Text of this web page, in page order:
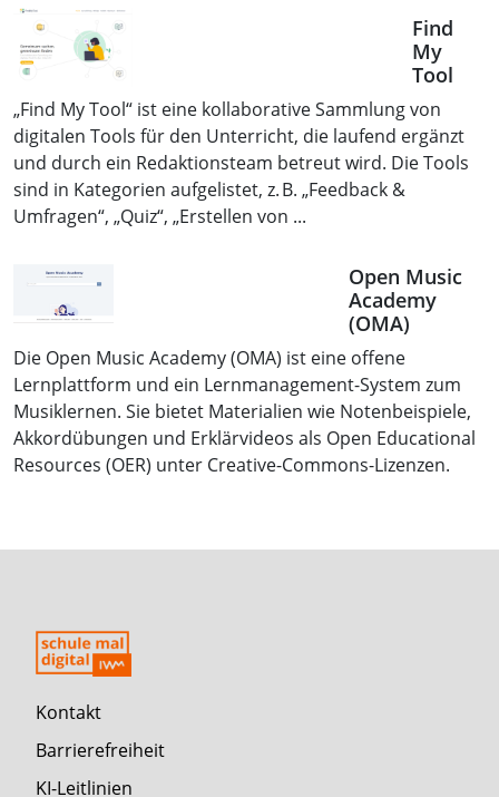
Find
My
Tool
„Find My Tool“ ist eine kollaborative Sammlung von
digitalen Tools für den Unterricht, die laufend ergänzt
und durch ein Redaktionsteam betreut wird. Die Tools
sind in Kategorien aufgelistet, z. B. „Feedback &
Umfragen“, „Quiz“, „Erstellen von ...
Open Music
Academy
(OMA)
Die Open Music Academy (OMA) ist eine offene
Lernplattform und ein Lernmanagement-System zum
Musiklernen. Sie bietet Materialien wie Notenbeispiele,
Akkordübungen und Erklärvideos als Open Educational
Resources (OER) unter Creative-Commons-Lizenzen.
Kontakt
Barrierefreiheit
KI-Leitlinien